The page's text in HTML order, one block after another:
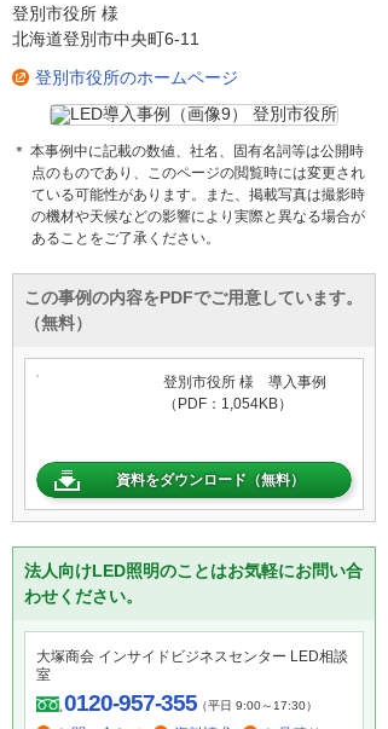
登別市役所 様
北海道登別市中央町6-11
登別市役所のホームページ
＊ 本事例中に記載の数値、社名、固有名詞等は公開時
点のものであり、このページの閲覧時には変更され
ている可能性があります。また、掲載写真は撮影時
の機材や天候などの影響により実際と異なる場合が
あることをご了承ください。
この事例の内容をPDFでご用意しています。
（無料）
登別市役所 様 導入事例
（PDF：1,054KB）
資料をダウンロード（無料）
法人向けLED照明のことはお気軽にお問い合
わせください。
大塚商会 インサイドビジネスセンター LED相談
室
0120-957-355（平日 9:00～17:30）